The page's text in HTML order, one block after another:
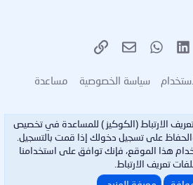
LinkedIn
WhatsApp
البريد الإلكتروني
الرابط
سياسة الخصوصية
مساعدة
الارتباط (الكوكيز ) للمساعدة في تخصيص
على تسجيل دخولك إذا قمت بالتسجيل.
هذا الموقع، فإنك توافق على استخدامنا
تعريف الارتباط.